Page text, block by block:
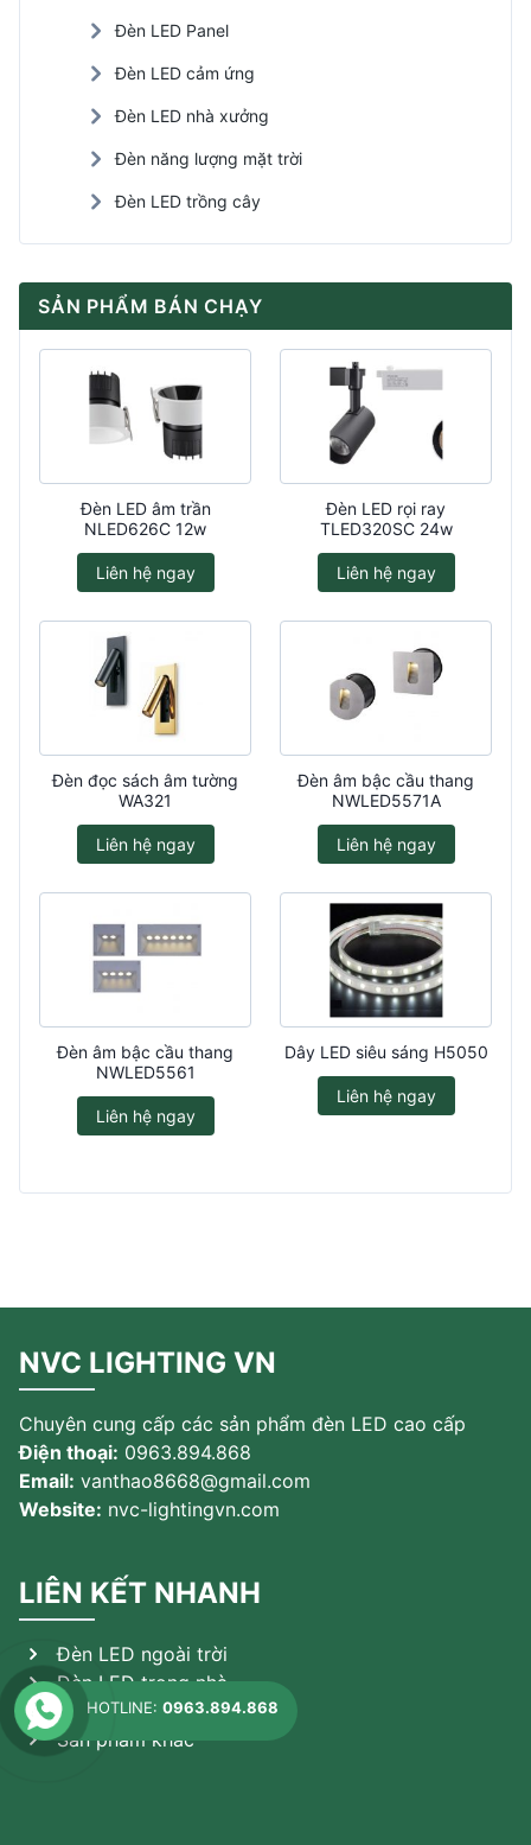
Đèn LED Panel
Đèn LED cảm ứng
Đèn LED nhà xưởng
Đèn năng lượng mặt trời
Đèn LED trồng cây
SẢN PHẨM BÁN CHẠY
Đèn LED âm trần
NLED626C 12w
Liên hệ ngay
Đèn LED rọi ray
TLED320SC 24w
Liên hệ ngay
Đèn đọc sách âm tường
WA321
Liên hệ ngay
Đèn âm bậc cầu thang
NWLED5571A
Liên hệ ngay
Đèn âm bậc cầu thang
NWLED5561
Liên hệ ngay
Dây LED siêu sáng H5050
Liên hệ ngay
NVC LIGHTING VN
Chuyên cung cấp các sản phẩm đèn LED cao cấp
Điện thoại: 0963.894.868
Email: vanthao8668@gmail.com
Website: nvc-lightingvn.com
LIÊN KẾT NHANH
Đèn LED ngoài trời
Đèn LED trong nhà
Đèn theo ứng dụng
Sản phẩm khác
HOTLINE:0963.894.868